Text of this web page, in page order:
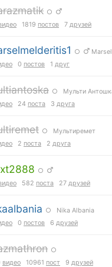
○
1819 постов 7 друзей
○
0 постов 1 друг
○ Мульти
24 поста 3 друга
○ Мультиремет
2 поста 2 друга
○
582 поста 27 друзей
○ Nika Albania
0 постов 6 друзей
○
видео 10961 пост 9 друзей